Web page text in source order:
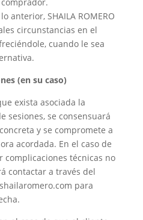
anterior, SHAILA ROMERO
circunstancias en el
cuando le sea
(en su caso)
exista asociada la
sesiones, se consensuará
y se compromete a
acordada. En el caso de
técnicas no
contactar a través del
para